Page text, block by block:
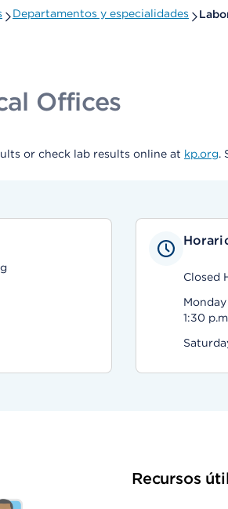
Departamentos y especialidades
Offices
or check lab results online at kp.org.
Closed
1:30
Recursos